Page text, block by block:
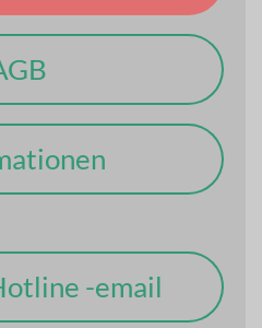
-email